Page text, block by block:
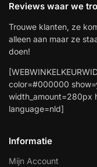
Reviews waar we
Trouwe klanten, ze
alleen aan maar ze
doen!
color=#000000
width_amount=280px
language=nld]
Informatie
Mijn Account